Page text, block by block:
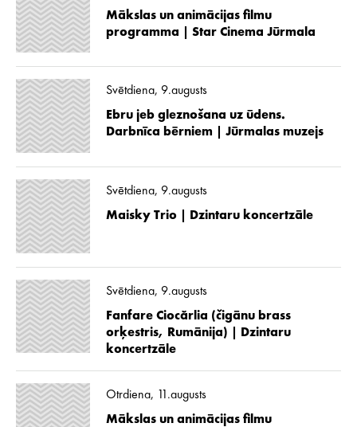
Mākslas un animācijas filmu
programma | Star Cinema Jūrmala
Svētdiena, 9.augusts
Ebru jeb gleznošana uz ūdens.
Darbnīca bērniem | Jūrmalas muzejs
Svētdiena, 9.augusts
Maisky Trio | Dzintaru koncertzāle
Svētdiena, 9.augusts
Fanfare Ciocărlia (čigānu brass
orķestris, Rumānija) | Dzintaru
koncertzāle
Otrdiena, 11.augusts
Mākslas un animācijas filmu